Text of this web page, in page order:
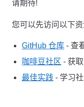
请期待!
您可以先访问以下资
GitHub 仓库 - 查
咖啡豆社区 - 获
最佳实践 - 学习